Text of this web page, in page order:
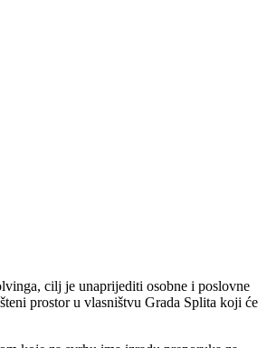
cilj je unaprijediti osobne i poslovne
prostor u vlasništvu Grada Splita koji će